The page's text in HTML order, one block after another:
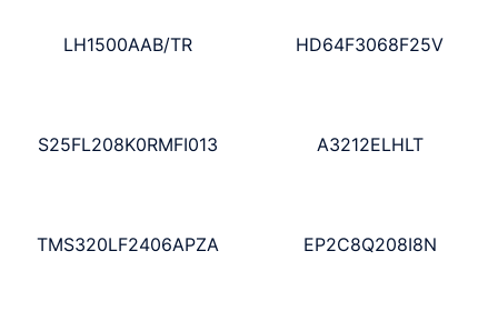
LH1500AAB/TR HD64F3068F25V
S25FL208K0RMFI013 A3212ELHLT
TMS320LF2406APZA EP2C8Q208I8N